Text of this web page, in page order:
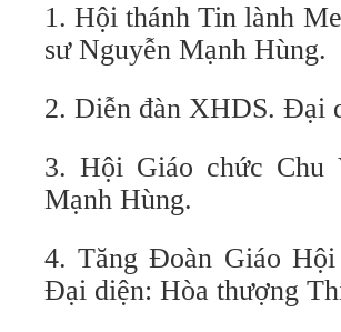
1. Hội thánh Tin lành
sư Nguyễn Mạnh Hùng.
2. Diễn đàn XHDS. Đại
3. Hội Giáo chức
Mạnh Hùng.
4. Tăng Đoàn Giáo
Đại diện: Hòa thượng